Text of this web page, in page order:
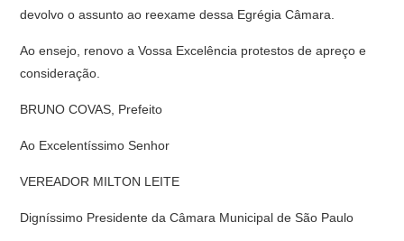
devolvo o assunto ao reexame dessa Egrégia Câmara.
Ao ensejo, renovo a Vossa Excelência protestos de apreço e
consideração.
BRUNO COVAS, Prefeito
Ao Excelentíssimo Senhor
VEREADOR MILTON LEITE
Digníssimo Presidente da Câmara Municipal de São Paulo